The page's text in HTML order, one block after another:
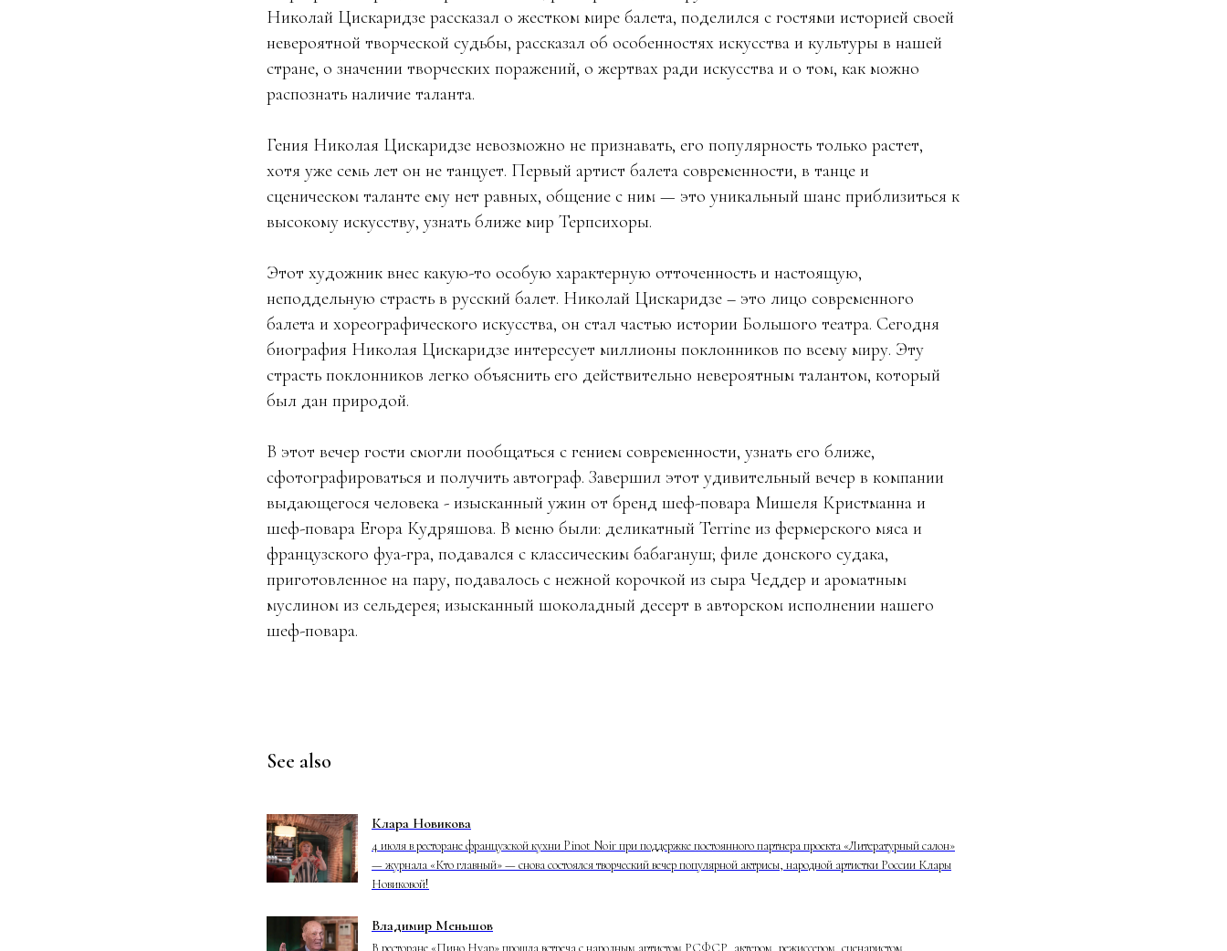
Николай Цискаридзе рассказал о жестком мире балета, поделился с гостями историей своей
невероятной творческой судьбы, рассказал об особенностях искусства и культуры в нашей
стране, о значении творческих поражений, о жертвах ради искусства и о том, как можно
распознать наличие таланта.
Гения Николая Цискаридзе невозможно не признавать, его популярность только растет,
хотя уже семь лет он не танцует. Первый артист балета современности, в танце и
сценическом таланте ему нет равных, общение с ним — это уникальный шанс приблизиться к
высокому искусству, узнать ближе мир Терпсихоры.
Этот художник внес какую-то особую характерную отточенность и настоящую,
неподдельную страсть в русский балет. Николай Цискаридзе – это лицо современного
балета и хореографического искусства, он стал частью истории Большого театра. Сегодня
биография Николая Цискаридзе интересует миллионы поклонников по всему миру. Эту
страсть поклонников легко объяснить его действительно невероятным талантом, который
был дан природой.
В этот вечер гости смогли пообщаться с гением современности, узнать его ближе,
сфотографироваться и получить автограф. Завершил этот удивительный вечер в компании
выдающегося человека - изысканный ужин от бренд шеф-повара Мишеля Кристманна и
шеф-повара Егора Кудряшова. В меню были: деликатный Terrine из фермерского мяса и
французского фуа-гра, подавался с классическим бабагануш; филе донского судака,
приготовленное на пару, подавалось с нежной корочкой из сыра Чеддер и ароматным
муслином из сельдерея; изысканный шоколадный десерт в авторском исполнении нашего
шеф-повара.
See also
Клара Новикова
4 июля в ресторане французской кухни Pinot Noir при поддержке постоянного партнера проекта «Литературный салон»
— журнала «Кто главный» — снова состоялся творческий вечер популярной актрисы, народной артистки России Клары
Новиковой!
Владимир Меньшов
В ресторане «Пино Нуар» прошла встреча с народным артистом РСФСР, актером, режиссером, сценаристом,